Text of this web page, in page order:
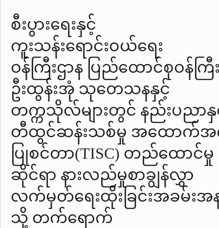
စီးပွားရေးနှင့်
ကူးသန်းရောင်းဝယ်ရေး
ဝန်ကြီးဌာန ပြည်ထောင်စုဝန်ကြီ
ဦးထွန်းအုံ သုတေသနနှင့်
တက္ကသိုလ်များတွင် နည်းပညာ
တီထွင်ဆန်းသစ်မှု အထောက်
ပြုစင်တာ(TISC) တည်ထောင်မှု
ဆိုင်ရာ နားလည်မှုစာချွန်လွှာ
လက်မှတ်ရေးထိုးခြင်းအခမ်းအန
သို့ တက်ရောက်